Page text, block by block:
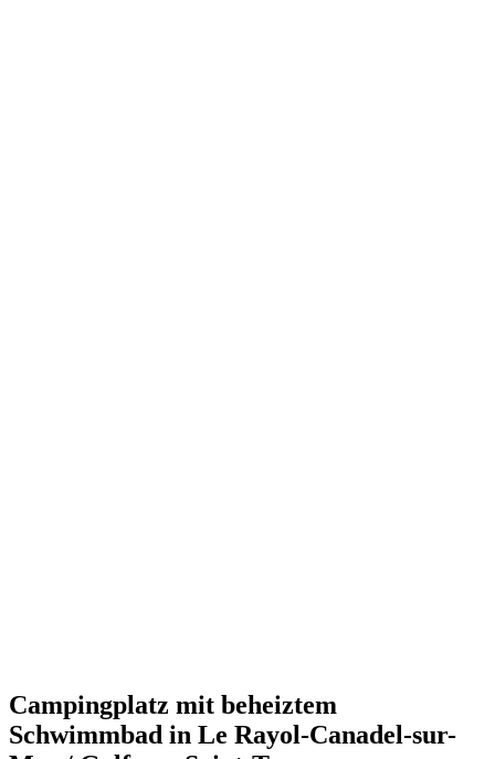
Campingplatz mit beheiztem
Schwimmbad in Le Rayol-Canadel-sur-